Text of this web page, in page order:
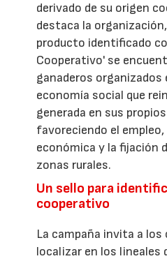
derivado de su origen
destaca la
producto identificado
Cooperativo' se
ganaderos organizados
economía social que
generada en sus
favoreciendo el
económica y la fijación
zonas rurales.
Un sello para
cooperativo
La campaña invita a los
localizar en los lineales